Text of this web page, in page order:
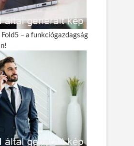
– a funkciógazdagság